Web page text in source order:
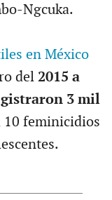
Ngcuka.
en México
del 2015 a
3 mil
10 feminicidios